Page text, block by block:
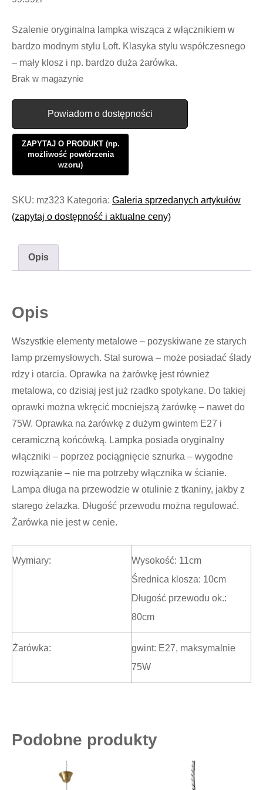
Szalenie oryginalna lampka wisząca z włącznikiem w
bardzo modnym stylu Loft. Klasyka stylu współczesnego
– mały klosz i np. bardzo duża żarówka.
Brak w magazynie
Powiadom o dostępności
SKU: mz323 Kategoria: Galeria sprzedanych artykułów
(zapytaj o dostępność i aktualne ceny)
Opis
Opis
Wszystkie elementy metalowe – pozyskiwane ze starych
lamp przemysłowych. Stal surowa – może posiadać ślady
rdzy i otarcia. Oprawka na żarówkę jest również
metalowa, co dzisiaj jest już rzadko spotykane. Do takiej
oprawki można wkręcić mocniejszą żarówkę – nawet do
75W. Oprawka na żarówkę z dużym gwintem E27 i
ceramiczną końcówką. Lampka posiada oryginalny
włączniki – poprzez pociągnięcie sznurka – wygodne
rozwiązanie – nie ma potrzeby włącznika w ścianie.
Lampa długa na przewodzie w otulinie z tkaniny, jakby z
starego żelazka. Długość przewodu można regulować.
Żarówka nie jest w cenie.
Wymiary:
Wysokość: 11cm
Średnica klosza: 10cm
Długość przewodu ok.:
80cm
Żarówka:
gwint: E27, maksymalnie
75W
Podobne produkty